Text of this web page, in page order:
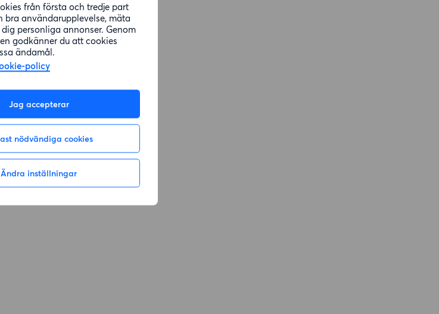
från första och tredje part
bra användarupplevelse, mäta
personliga annonser. Genom
godkänner du att cookies
ändamål.
policy
Jag accepterar
nödvändiga cookies
Ändra inställningar
letade efter är borttagen
Gå till sök